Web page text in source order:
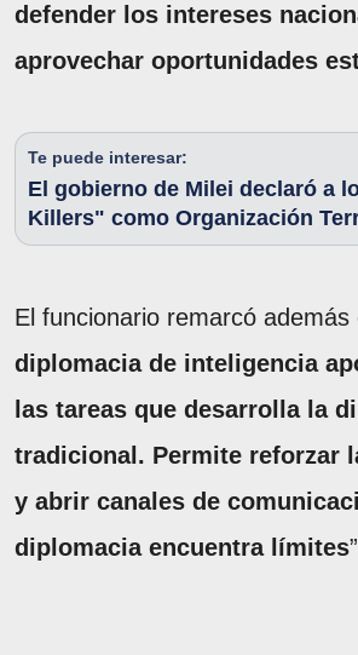
defender los intereses
aprovechar oportunidades
Te puede interesar:
El gobierno de Milei declaró a
Killers" como Organización
El funcionario remarcó además
diplomacia de inteligencia
las tareas que desarrolla la
tradicional. Permite reforzar
y abrir canales de
diplomacia encuentra límites